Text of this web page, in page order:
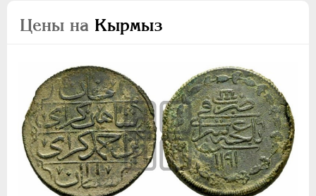
Цены на Кырмыз
ПЕТР II 1727-1729
ИОАНН АНТОНОВИЧ
ЕЛИЗАВЕТА 1741-1762
ПЕТР III 1762-1762
ЕКАТЕРИНА II 1762-1796
ПАВЕЛ I 1796-1801
АЛЕКСАНДР I 1801-1825
НИКОЛАЙ I 1826-1855